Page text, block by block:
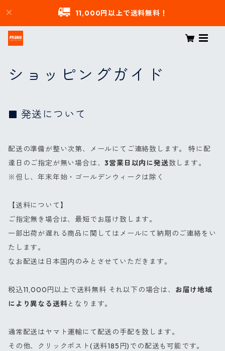
11,000円以上で送料無料！
ショッピングガイド
発送について
配送の準備が整い次第、メールにてご連絡致します。 特に配
達日のご指定が無い場合は、3営業日以内に発送致します。
※但し、年末年始・ゴールデンウィークは除く
【送料について】
ご指定無き場合は、最短でお届け致します。
一部出荷が遅れる商品に関してはメールにて納期のご連絡をい
たします。
なお配送は日本国内のみとさせていただきます。
税込11,000円以上で送料無料 それ以下の場合は、 お届け地域
により異なる送料となります。
通常配送はヤマト運輸にて配送の手配を致します。
その他、クリックポスト(送料185円)での配送も可能です。